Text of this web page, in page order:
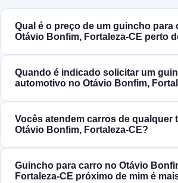
Qual é o preço de um guincho para
Otávio Bonfim, Fortaleza‑CE perto
Quando é indicado solicitar um
automotivo no Otávio Bonfim,
Vocês atendem carros de qualquer
Otávio Bonfim, Fortaleza‑CE?
Guincho para carro no Otávio
Fortaleza‑CE próximo de mim é